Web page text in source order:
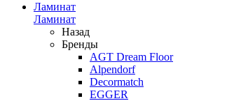
Ламинат
Ламинат
Назад
Бренды
AGT Dream Floor
Alpendorf
Decormatch
EGGER